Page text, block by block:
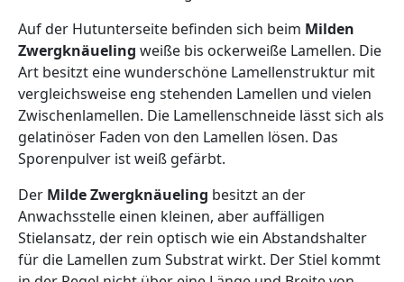
Auf der Hutunterseite befinden sich beim Milden
Zwergknäueling weiße bis ockerweiße Lamellen. Die
Art besitzt eine wunderschöne Lamellenstruktur mit
vergleichsweise eng stehenden Lamellen und vielen
Zwischenlamellen. Die Lamellenschneide lässt sich als
gelatinöser Faden von den Lamellen lösen. Das
Sporenpulver ist weiß gefärbt.
Der Milde Zwergknäueling besitzt an der
Anwachsstelle einen kleinen, aber auffälligen
Stielansatz, der rein optisch wie ein Abstandshalter
für die Lamellen zum Substrat wirkt. Der Stiel kommt